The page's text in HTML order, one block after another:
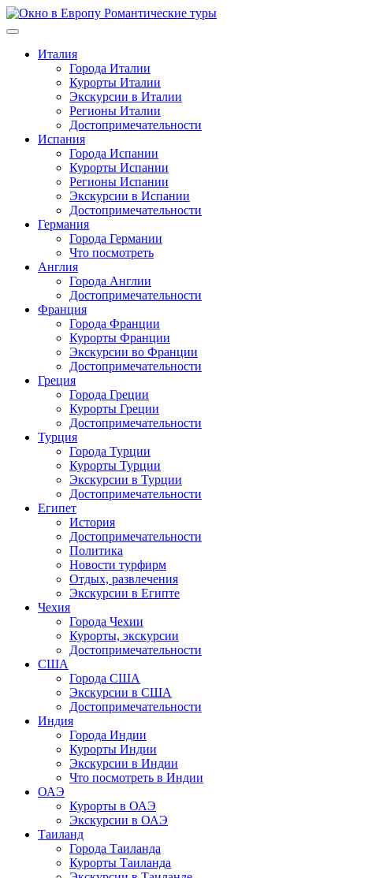
Перейти
к
Италия
Города Италии
Курорты Италии
Экскурсии в Италии
Регионы Италии
Достопримечательности
Испания
Города Испании
Курорты Испании
Регионы Испании
Экскурсии в Испании
Достопримечательности
Германия
Города Германии
Что посмотреть
Англия
Города Англии
Достопримечательности
Франция
Города Франции
Курорты Франции
Экскурсии во Франции
Достопримечательности
Греция
Города Греции
Курорты Греции
Достопримечательности
Турция
Города Турции
Курорты Турции
Экскурсии в Турции
Достопримечательности
Египет
История
Достопримечательности
Политика
Новости турфирм
Отдых, развлечения
Экскурсии в Египте
Чехия
Города Чехии
Курорты, экскурсии
Достопримечательности
США
Города США
Экскурсии в США
Достопримечательности
Индия
Города Индии
Курорты Индии
Экскурсии в Индии
Что посмотреть в Индии
ОАЭ
Курорты в ОАЭ
Экскурсии в ОАЭ
Таиланд
Города Таиланда
Курорты Таиланда